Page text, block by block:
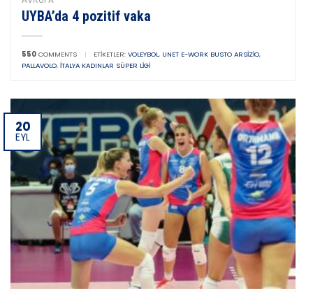
UYBA’da 4 pozitif vaka
550 COMMENTS | ETIKETLER: VOLEYBOL, UNET E-WORK BUSTO ARSIZIO,
PALLAVOLO, İTALYA KADINLAR SÜPER LIGI
20
EYL